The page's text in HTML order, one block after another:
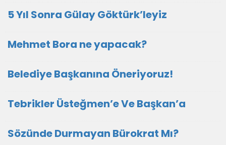
5 Yıl Sonra Gülay Göktürk’leyiz
Mehmet Bora ne yapacak?
Belediye Başkanına Öneriyoruz!
Tebrikler Üsteğmen’e Ve Başkan’a
Sözünde Durmayan Bürokrat Mı?